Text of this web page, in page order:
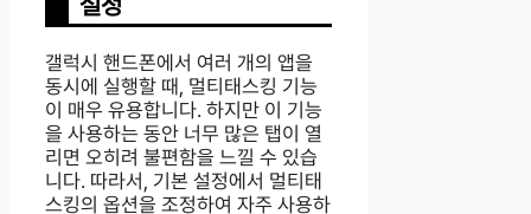
갤럭시 핸드폰에서 여러 개의 앱을
동시에 실행할 때, 멀티태스킹 기능
이 매우 유용합니다. 하지만 이 기능
을 사용하는 동안 너무 많은 탭이 열
리면 오히려 불편함을 느낄 수 있습
니다. 따라서, 기본 설정에서 멀티태
스킹의 옵션을 조정하여 자주 사용하